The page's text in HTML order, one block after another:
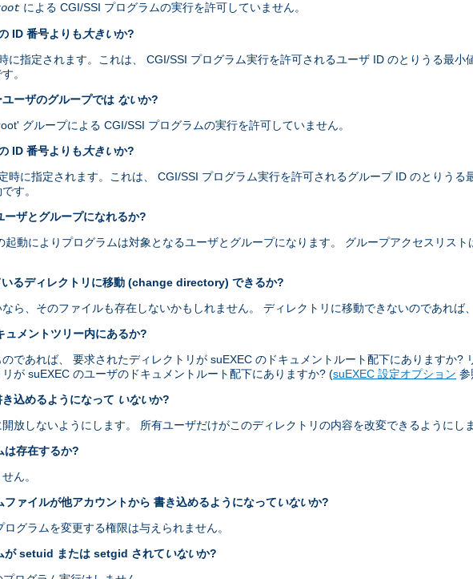
による CGI/SSI プログラムの実行を許可していません。
ID 番号よりも大きいか?
に指定されます。これは、 CGI/SSI プログラム実行を許可されるユーザ ID のとりうる最小
。
ーザのグループでは ないか?
グループによる CGI/SSI プログラムの実行を許可していません。
ID 番号よりも大きいか?
時に指定されます。これは、 CGI/SSI プログラム実行を許可されるグループ ID のとりうる
す。
ザとグループになれるか?
起動によりプログラムは対象となるユーザとグループになります。 グループアクセスリス
るディレクトリに移動 (change directory) できるか?
ら、そのファイルも存在しないかもしれません。 ディレクトリに移動できないのであれば
メントツリー内にあるか?
であれば、 要求されたディレクトリが suEXEC のドキュメントルート配下にありますか?
が suEXEC のユーザのドキュメントルート配下にありますか? (suEXEC 設定オプション 参
込めるようになって いないか?
放しないようにします。 所有ユーザだけがこのディレクトリの内容を改変できるようにしま
は存在するか?
ん。
ァイルが他アカウントから 書き込めるようになっていないか?
グラムを変更する権限は与えられません。
が setuid または setgid されていないか?